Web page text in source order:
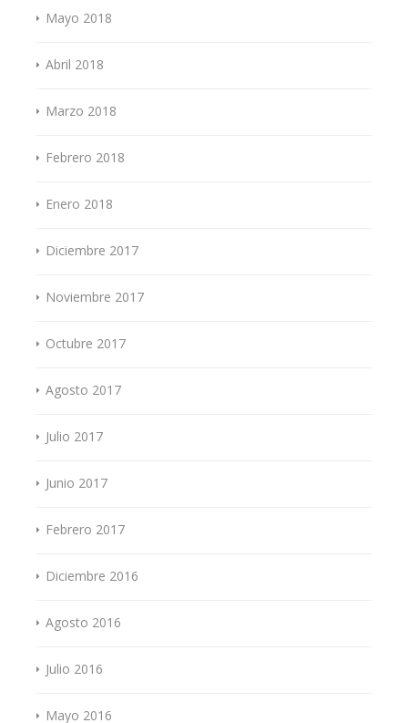
Mayo 2018
Abril 2018
Marzo 2018
Febrero 2018
Enero 2018
Diciembre 2017
Noviembre 2017
Octubre 2017
Agosto 2017
Julio 2017
Junio 2017
Febrero 2017
Diciembre 2016
Agosto 2016
Julio 2016
Mayo 2016